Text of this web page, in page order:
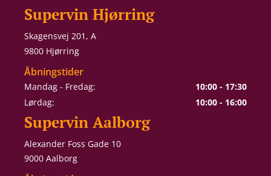
Supervin Hjørring
Skagensvej 201, A
9800 Hjørring
Åbningstider
Mandag - Fredag:
10:00 - 17:30
Lørdag:
10:00 - 16:00
Supervin Aalborg
Alexander Foss Gade 10
9000 Aalborg